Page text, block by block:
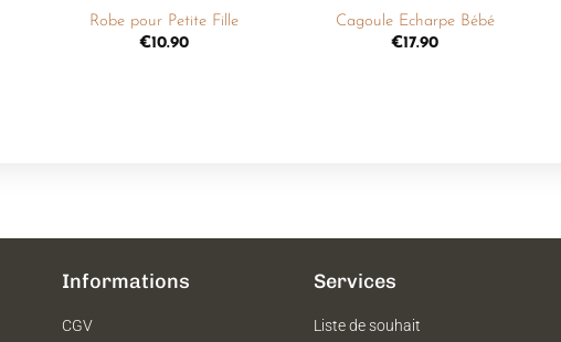
Robe pour Petite Fille
€10.90
Cagoule Echarpe Bébé
€17.90
Informations
CGV
Services
Liste de souhait